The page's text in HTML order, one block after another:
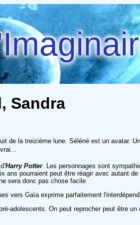
Sandra
la treizième lune. Séléné est un avatar.
'Harry Potter. Les personnages sont
pourraient peut être réagir avec autant
sera donc pas chose facile.
vers Gaïa exprime parfaitement
adolescents. On peut reprocher peut être